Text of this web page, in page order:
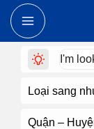
Loại sang
Quận –